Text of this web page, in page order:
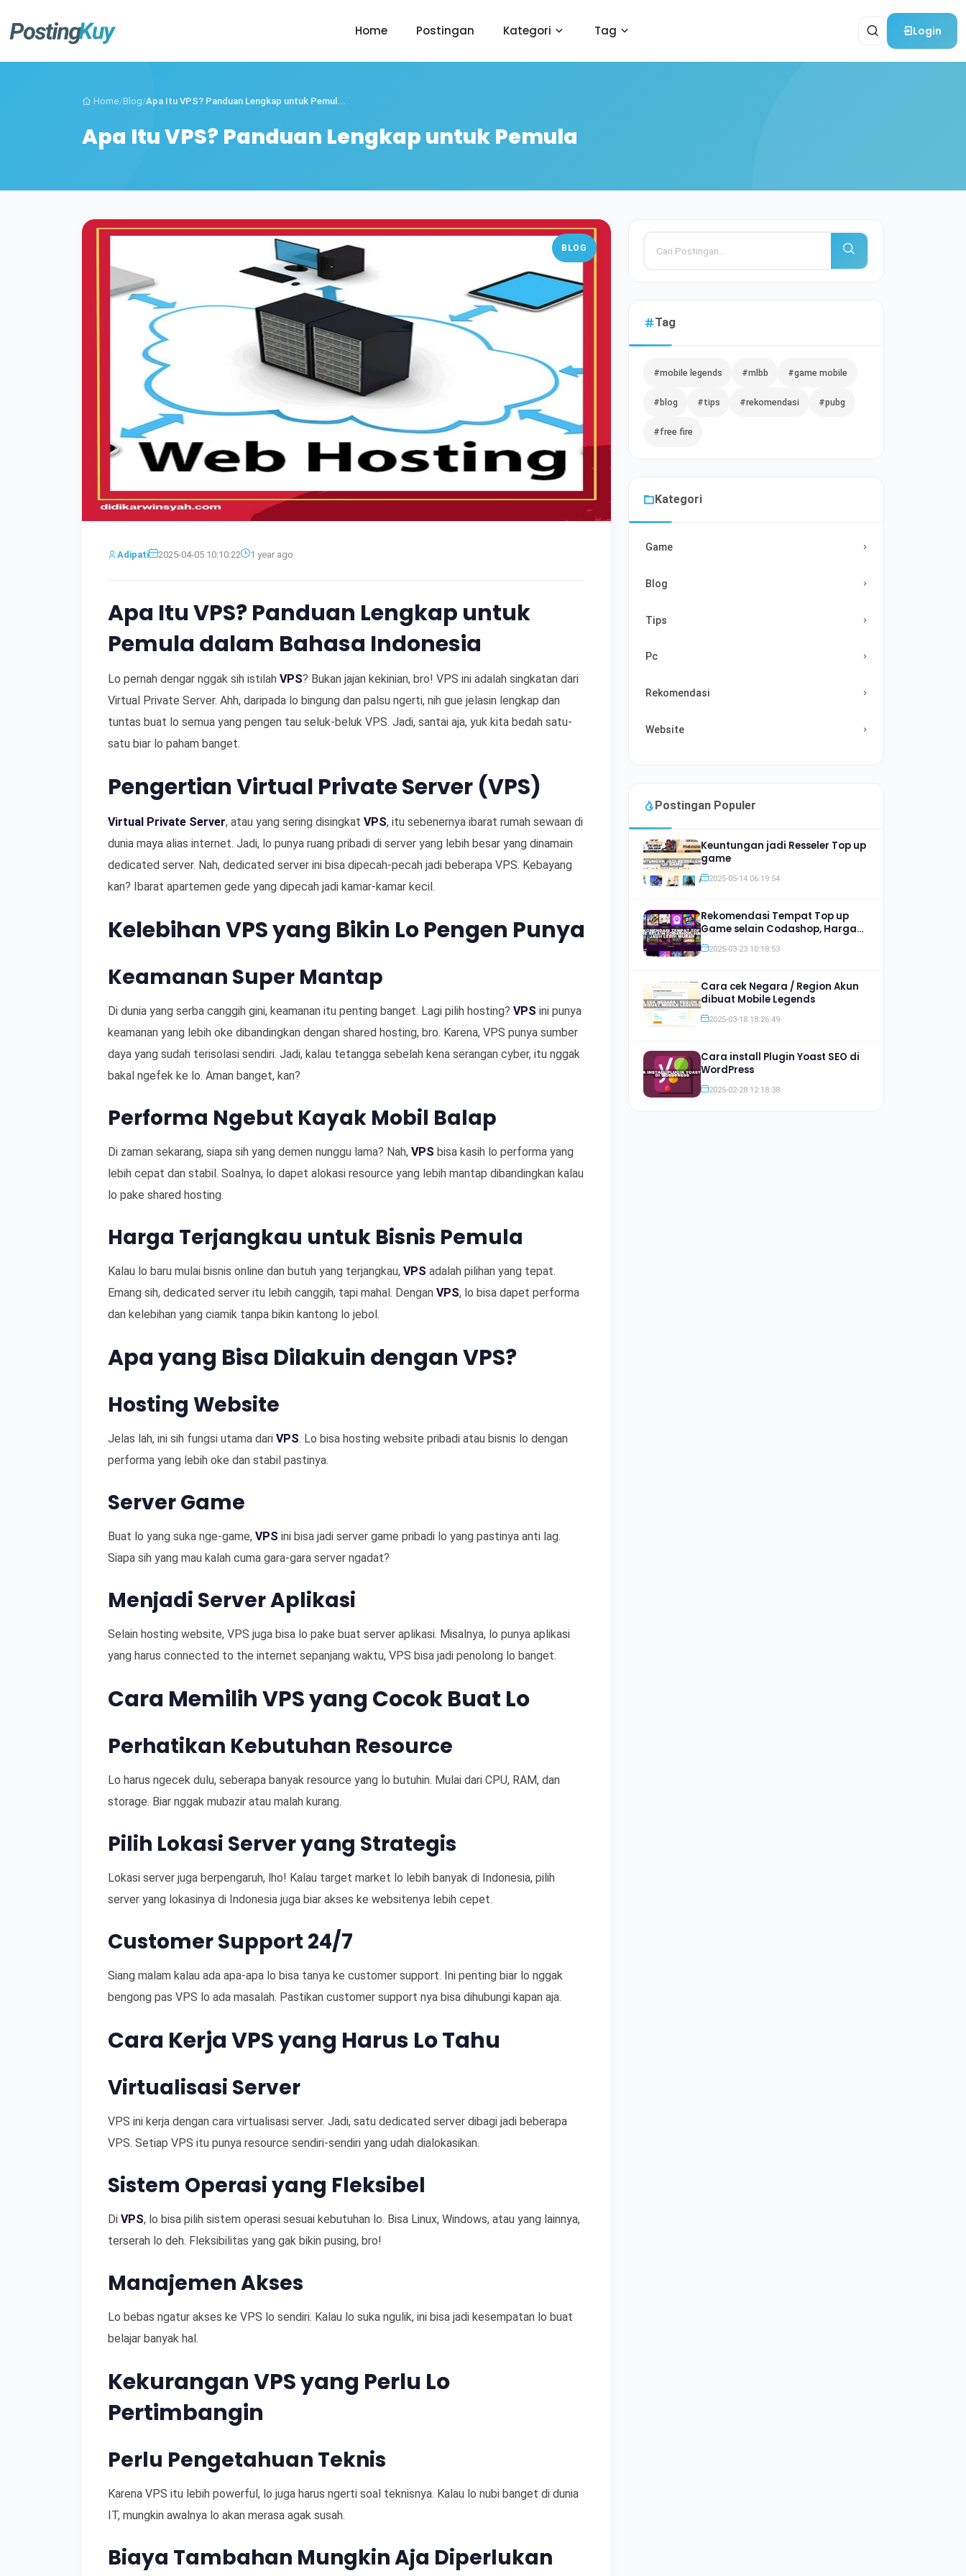
Home Postingan Kategori Tag Login
Home/Blog/Apa Itu VPS? Panduan Lengkap untuk Pemul...
Apa Itu VPS? Panduan Lengkap untuk Pemula
BLOG
Adipati 2025-04-05 10:10:22 1 year ago
Apa Itu VPS? Panduan Lengkap untuk
Pemula dalam Bahasa Indonesia
Lo pernah dengar nggak sih istilah VPS? Bukan jajan kekinian, bro! VPS ini adalah singkatan dari
Virtual Private Server. Ahh, daripada lo bingung dan palsu ngerti, nih gue jelasin lengkap dan
tuntas buat lo semua yang pengen tau seluk-beluk VPS. Jadi, santai aja, yuk kita bedah satu-
satu biar lo paham banget.
Pengertian Virtual Private Server (VPS)
Virtual Private Server, atau yang sering disingkat VPS, itu sebenernya ibarat rumah sewaan di
dunia maya alias internet. Jadi, lo punya ruang pribadi di server yang lebih besar yang dinamain
dedicated server. Nah, dedicated server ini bisa dipecah-pecah jadi beberapa VPS. Kebayang
kan? Ibarat apartemen gede yang dipecah jadi kamar-kamar kecil.
Kelebihan VPS yang Bikin Lo Pengen Punya
Keamanan Super Mantap
Di dunia yang serba canggih gini, keamanan itu penting banget. Lagi pilih hosting? VPS ini punya
keamanan yang lebih oke dibandingkan dengan shared hosting, bro. Karena, VPS punya sumber
daya yang sudah terisolasi sendiri. Jadi, kalau tetangga sebelah kena serangan cyber, itu nggak
bakal ngefek ke lo. Aman banget, kan?
Performa Ngebut Kayak Mobil Balap
Di zaman sekarang, siapa sih yang demen nunggu lama? Nah, VPS bisa kasih lo performa yang
lebih cepat dan stabil. Soalnya, lo dapet alokasi resource yang lebih mantap dibandingkan kalau
lo pake shared hosting.
Harga Terjangkau untuk Bisnis Pemula
Kalau lo baru mulai bisnis online dan butuh yang terjangkau, VPS adalah pilihan yang tepat.
Emang sih, dedicated server itu lebih canggih, tapi mahal. Dengan VPS, lo bisa dapet performa
dan kelebihan yang ciamik tanpa bikin kantong lo jebol.
Apa yang Bisa Dilakuin dengan VPS?
Hosting Website
Jelas lah, ini sih fungsi utama dari VPS. Lo bisa hosting website pribadi atau bisnis lo dengan
performa yang lebih oke dan stabil pastinya.
Server Game
Buat lo yang suka nge-game, VPS ini bisa jadi server game pribadi lo yang pastinya anti lag.
Siapa sih yang mau kalah cuma gara-gara server ngadat?
Menjadi Server Aplikasi
Selain hosting website, VPS juga bisa lo pake buat server aplikasi. Misalnya, lo punya aplikasi
yang harus connected to the internet sepanjang waktu, VPS bisa jadi penolong lo banget.
Cara Memilih VPS yang Cocok Buat Lo
Perhatikan Kebutuhan Resource
Lo harus ngecek dulu, seberapa banyak resource yang lo butuhin. Mulai dari CPU, RAM, dan
storage. Biar nggak mubazir atau malah kurang.
Pilih Lokasi Server yang Strategis
Lokasi server juga berpengaruh, lho! Kalau target market lo lebih banyak di Indonesia, pilih
server yang lokasinya di Indonesia juga biar akses ke websitenya lebih cepet.
Customer Support 24/7
Siang malam kalau ada apa-apa lo bisa tanya ke customer support. Ini penting biar lo nggak
bengong pas VPS lo ada masalah. Pastikan customer support nya bisa dihubungi kapan aja.
Cara Kerja VPS yang Harus Lo Tahu
Virtualisasi Server
VPS ini kerja dengan cara virtualisasi server. Jadi, satu dedicated server dibagi jadi beberapa
VPS. Setiap VPS itu punya resource sendiri-sendiri yang udah dialokasikan.
Sistem Operasi yang Fleksibel
Di VPS, lo bisa pilih sistem operasi sesuai kebutuhan lo. Bisa Linux, Windows, atau yang lainnya,
terserah lo deh. Fleksibilitas yang gak bikin pusing, bro!
Manajemen Akses
Lo bebas ngatur akses ke VPS lo sendiri. Kalau lo suka ngulik, ini bisa jadi kesempatan lo buat
belajar banyak hal.
Kekurangan VPS yang Perlu Lo
Pertimbangin
Perlu Pengetahuan Teknis
Karena VPS itu lebih powerful, lo juga harus ngerti soal teknisnya. Kalau lo nubi banget di dunia
IT, mungkin awalnya lo akan merasa agak susah.
Biaya Tambahan Mungkin Aja Diperlukan
Tag
#mobile legends #mlbb #game mobile
#blog #tips #rekomendasi #pubg
#free fire
Kategori
Game
Blog
Tips
Pc
Rekomendasi
Website
Postingan Populer
Keuntungan jadi Resseler Top up
game
2025-05-14 06:19:54
Rekomendasi Tempat Top up
Game selain Codashop, Harga
Jauh lebih Murah
2025-03-23 10:18:53
Cara cek Negara / Region Akun
dibuat Mobile Legends
2025-03-18 18:26:49
Cara install Plugin Yoast SEO di
WordPress
2025-02-28 12:18:38